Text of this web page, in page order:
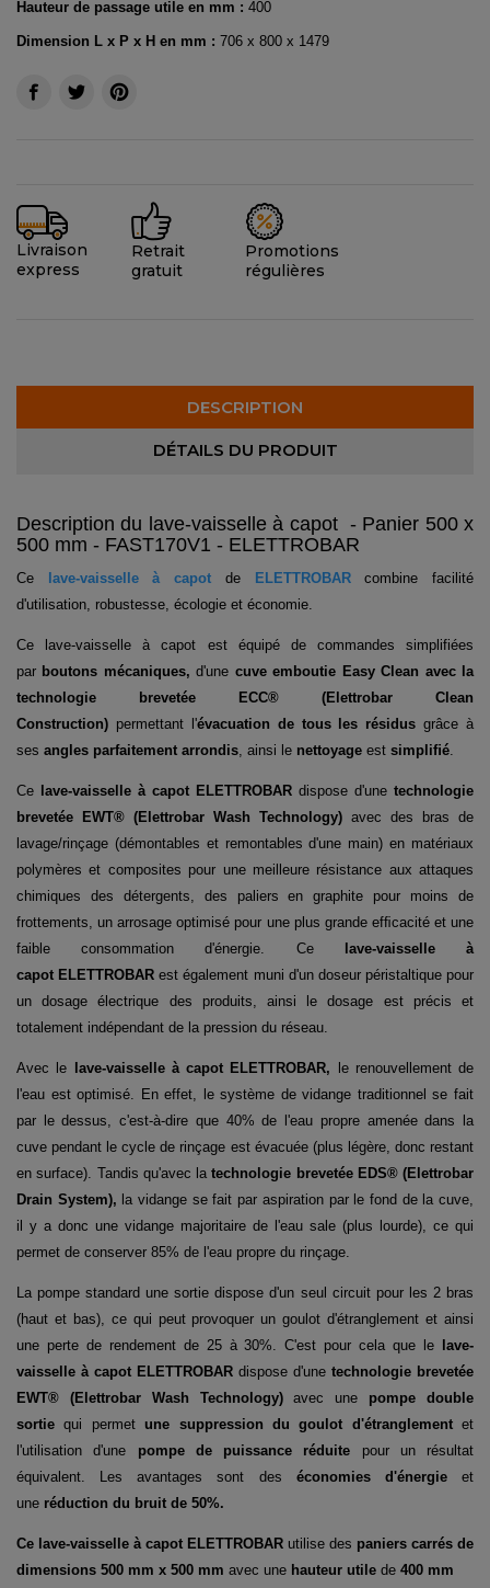
Hauteur de passage utile en mm : 400
Dimension L x P x H en mm : 706 x 800 x 1479
Livraison
express
Retrait
gratuit
Promotions
régulières
DESCRIPTION
DÉTAILS DU PRODUIT
Description du lave-vaisselle à capot - Panier 500 x
500 mm - FAST170V1 - ELETTROBAR
Ce lave-vaisselleà capot de ELETTROBAR combine facilité
d'utilisation, robustesse, écologie et économie.
Ce lave-vaisselle à capot est équipé de commandes simplifiées
par boutons mécaniques, d'une cuve emboutie Easy Clean avec la
technologie brevetée ECC® (Elettrobar Clean
Construction) permettant l'évacuation de tous les résidusgrâce à
ses angles parfaitement arrondis , ainsi le nettoyage est simpliﬁé
Ce lave-vaisselle à capot ELETTROBAR dispose d'une technologie
brevetée EWT® (Elettrobar Wash Technology) avec des bras de
lavage/rinçage (démontables et remontables d'une main) en matériaux
polymères et composites pour une meilleure résistance aux attaques
chimiques des détergents, des paliers en graphite pour moins de
frottements, un arrosage optimisé pour une plus grande efﬁcacité et une
faible consommation d'énergie. Celave-vaisselle à
capot ELETTROBAR est également muni d'un doseur péristaltique pour
un dosage électrique des produits, ainsi le dosage est précis et
totalement indépendant de la pression du réseau.
Avec le lave-vaisselle à capot ELETTROBAR, le renouvellement de
l'eau est optimisé. En effet, le système de vidange traditionnel se fait
par le dessus, c'est-à-dire que 40% de l'eau propre amenée dans la
cuve pendant le cycle de rinçage est évacuée (plus légère, donc restant
en surface). Tandis qu'avec latechnologie brevetée EDS® (Elettrobar
Drain System), la vidange se fait par aspiration par le fond de la cuve,
il y a donc une vidange majoritaire de l'eau sale (plus lourde), ce qui
permet de conserver 85% de l'eau propre du rinçage.
La pompe standard une sortie dispose d'un seul circuit pour les 2 bras
(haut et bas), ce qui peut provoquer un goulot d'étranglement et ainsi
une perte de rendement de 25 à 30%. C'est pour cela que le lave-
vaisselle à capot ELETTROBAR dispose d'une technologie brevetée
EWT® (Elettrobar Wash Technology)avec une pompe double
sortie qui permetune suppression du goulot d'étranglement et
l'utilisation d'une pompe de puissance réduite pour un
résultat
équivalent. Les avantages sont des économies d'énergieet
une réduction du bruit de 50%.
Ce lave-vaisselle à capot ELETTROBAR utilise des paniers carrés de
dimensions 500 mm x 500 mm avec une hauteur utile de 400 mm